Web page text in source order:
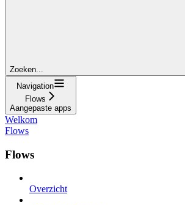
Zoeken...
Navigation
Flows
Aangepaste apps
Welkom
Flows
Flows
Overzicht